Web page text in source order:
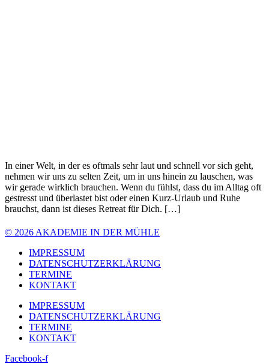
In einer Welt, in der es oftmals sehr laut und schnell vor sich geht,
nehmen wir uns zu selten Zeit, um in uns hinein zu lauschen, was
wir gerade wirklich brauchen. Wenn du fühlst, dass du im Alltag oft
gestresst und überlastet bist oder einen Kurz-Urlaub und Ruhe
brauchst, dann ist dieses Retreat für Dich. […]
© 2026 AKADEMIE IN DER MÜHLE
IMPRESSUM
DATENSCHUTZERKLÄRUNG
TERMINE
KONTAKT
IMPRESSUM
DATENSCHUTZERKLÄRUNG
TERMINE
KONTAKT
Facebook-f